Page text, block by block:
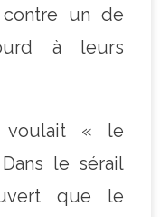
contre un de
à leurs
voulait « le
le sérail
que le